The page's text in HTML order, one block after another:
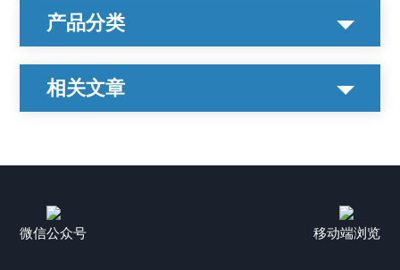
产品分类
相关文章
微信公众号 移动端浏览